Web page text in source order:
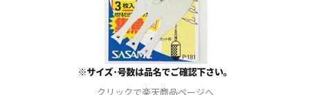
クリックで楽天商品ページへ